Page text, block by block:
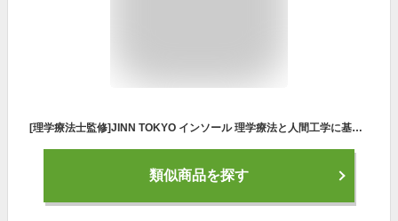
[理学療法士監修]JINN TOKYO インソール 理学療法と人間工学に基づいた衝撃吸収反発弾性 ユニセックス・ユニバーサルデザイン Blueプレミアム (快適インソール-フリーサイズ（26~28）)
類似商品を探す